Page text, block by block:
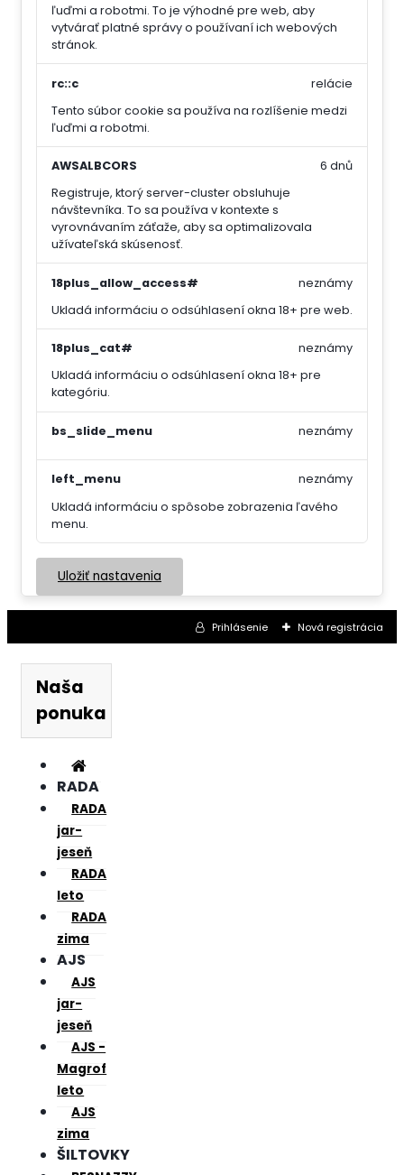
ľuďmi a robotmi. To je výhodné pre web, aby
vytvárať platné správy o používaní ich webových
stránok.
rc::c
Tento súbor cookie sa používa na rozlíšenie medzi
ľuďmi a robotmi.
relácie
AWSALBCORS
Registruje, ktorý server-cluster obsluhuje
návštevníka. To sa používa v kontexte s
vyrovnávaním záťaže, aby sa optimalizovala
užívateľská skúsenosť.
6 dnů
18plus_allow_access#
Ukladá informáciu o odsúhlasení okna 18+ pre web.
neznámy
18plus_cat#
Ukladá informáciu o odsúhlasení okna 18+ pre
kategóriu.
neznámy
bs_slide_menu neznámy
left_menu
Ukladá informáciu o spôsobe zobrazenia ľavého
menu.
neznámy
Uložiť nastavenia
Prihlásenie Nová registrácia
Naša
ponuka
RADA
RADA
jar-
jeseň
RADA
leto
RADA
zima
AJS
AJS
jar-
jeseň
AJS -
Magrof
leto
AJS
zima
ŠILTOVKY